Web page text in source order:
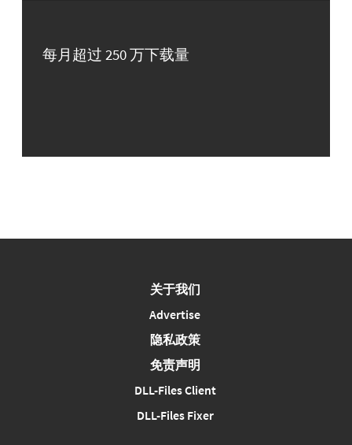
每月超过 250 万下载量
关于我们
Advertise
隐私政策
免责声明
DLL-Files Client
DLL-Files Fixer